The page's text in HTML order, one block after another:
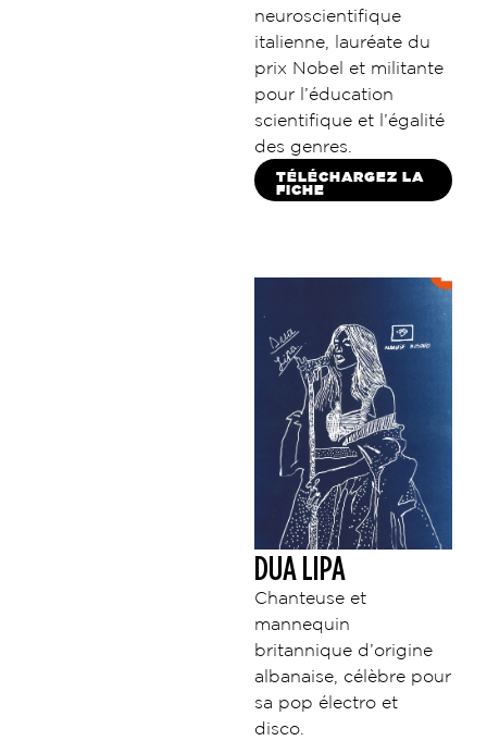
neuroscientifique
italienne, lauréate du
prix Nobel et militante
pour l’éducation
scientifique et l’égalité
des genres.
TÉLÉCHARGEZ LA
FICHE
DUA LIPA
Chanteuse et
mannequin
britannique d’origine
albanaise, célèbre pour
sa pop électro et
disco.